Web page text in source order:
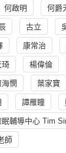
何啟明 何爵
古立
康常治
琦 楊偉倫
海憫 葉家寶
譚雁瞳
眠輔導中心 Tim
師